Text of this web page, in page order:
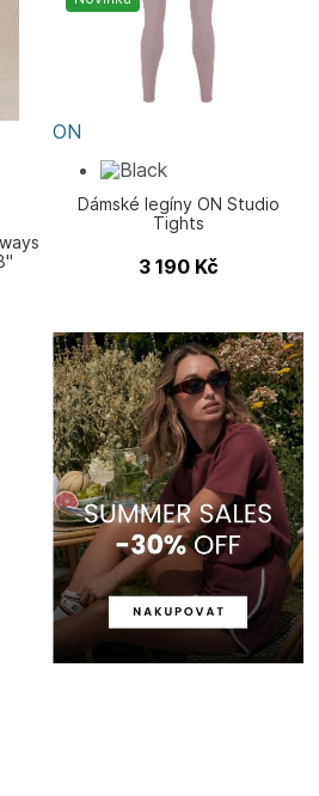
ON
Dámské legíny ON Studio
Tights
3 190 Kč